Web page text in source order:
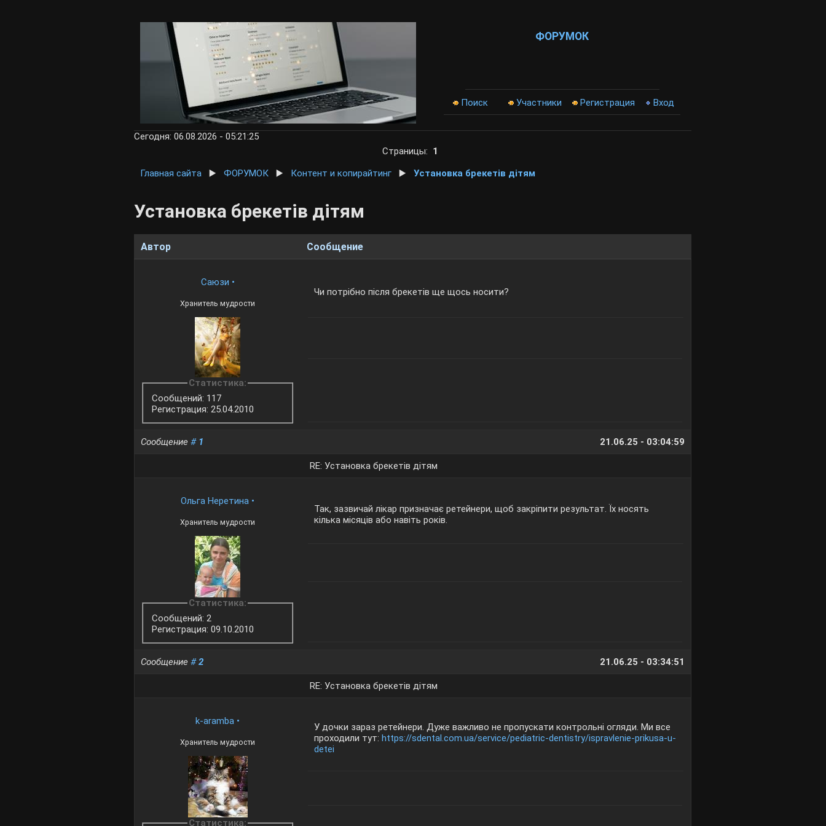
ФОРУМОК
Поиск Участники Регистрация Вход
Сегодня: 06.08.2026 - 05:21:25
Страницы: 1
Главная сайта
▶️ФОРУМОК ▶️ Контент и копирайтинг ▶️Установка брекетів дітям
Установка брекетів дітям
Автор Сообщение
Саюзи •
Хранитель мудрости
Статистика:
Сообщений: 117
Регистрация: 25.04.2010
Чи потрібно після брекетів ще щось носити?
Сообщение# 1 21.06.25 - 03:04:59
RE: Установка брекетів дітям
Ольга Неретина •
Хранитель мудрости
Статистика:
Сообщений: 2
Регистрация: 09.10.2010
Так, зазвичай лікар призначає ретейнери, щоб закріпити результат. Їх носять
кілька місяців або навіть років.
Сообщение#2 21.06.25 - 03:34:51
RE: Установка брекетів дітям
k-aramba •
Хранитель мудрости
Статистика:
У дочки зараз ретейнери. Дуже важливо не пропускати контрольні огляди. Ми все
проходили тут:https://sdental.com.ua/service/pediatric-dentistry/ispravlenie-prikusa-u-
detei